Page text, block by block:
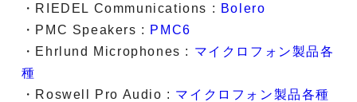
・RIEDEL Communications : Bolero
・PMC Speakers : PMC6
・Ehrlund Microphones : マイクロフォン製品各
種
・Roswell Pro Audio : マイクロフォン製品各種